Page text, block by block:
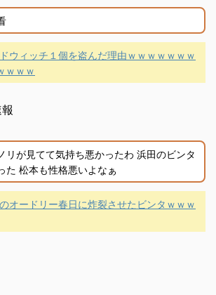
ウィッチ１個を盗んだ理由ｗｗｗｗｗｗｗ
ｗｗｗ
リが見てて気持ち悪かったわ 浜田のビンタ
た 松本も性格悪いよなぁ
オードリー春日に炸裂させたビンタｗｗｗ